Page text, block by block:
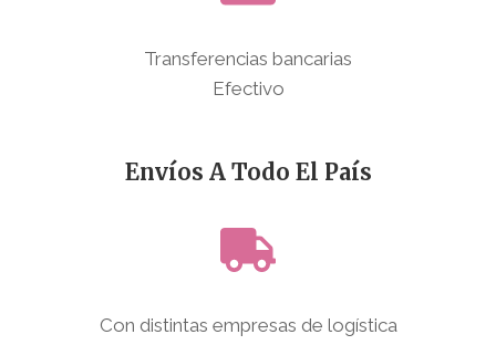
Transferencias bancarias
Efectivo
Envíos A Todo El País
Con distintas empresas de logística